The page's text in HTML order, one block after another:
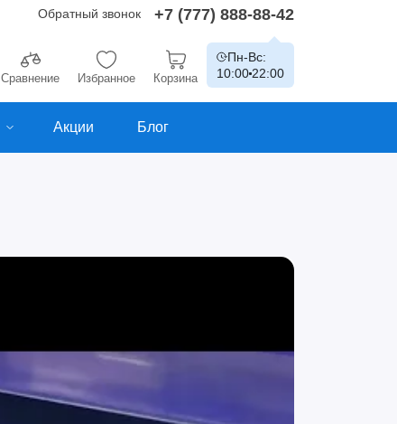
Обратный звонок +7 (777) 888-88-42
Сравнение Избранное Корзина
Пн-Вс:
10:00 22:00
Акции Блог